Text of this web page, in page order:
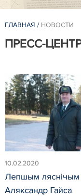
ГЛАВНАЯ / НОВОСТИ
ПРЕСС-
10.02.2020
Лепшым ляснічым
Аляксандр Гайса